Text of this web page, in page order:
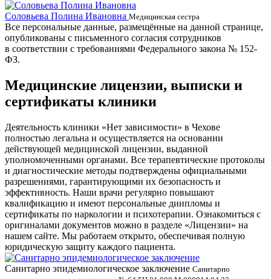
Соловьева Полина Ивановна Медицинская сестра
Все персональные данные, размещённые на данной странице,
опубликованы с письменного согласия сотрудников
в соответствии с требованиями Федерального закона № 152-
ФЗ.
Медицинские лицензии, выписки и
сертификаты клиники
Деятельность клиники «Нет зависимости» в Чехове
полностью легальна и осуществляется на основании
действующей медицинской лицензии, выданной
уполномоченными органами. Все терапевтические протоколы
и диагностические методы подтверждены официальными
разрешениями, гарантирующими их безопасность и
эффективность. Наши врачи регулярно повышают
квалификацию и имеют персональные диипломы и
сертификаты по наркологии и психотерапии. Ознакомиться с
оригиналами документов можно в разделе «Лицензии» на
нашем сайте. Мы работаем открыто, обеспечивая полную
юридическую защиту каждого пациента.
Санитарно эпидемиологическое заключение Санитарно